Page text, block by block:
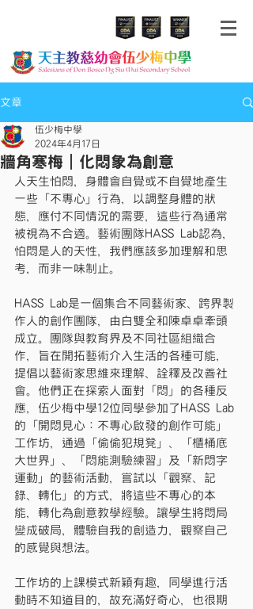
文章
牆角寒梅｜化悶象為創意
伍少梅中學
2024年4月17日
人天生怕悶，身體會自覺或不自覺地產生
一些「不專心」行為，以調整身體的狀
態，應付不同情況的需要，這些行為通常
被視為不合適。藝術團隊HASS Lab認為，
怕悶是人的天性，我們應該多加理解和思
考，而非一味制止。
HASS Lab是一個集合不同藝術家、跨界製
作人的創作團隊，由白雙全和陳卓卓牽頭
成立。團隊與教育界及不同社區組織合
作，旨在開拓藝術介入生活的各種可能，
提倡以藝術家思維來理解、詮釋及改善社
會。他們正在探索人面對「悶」的各種反
應，伍少梅中學12位同學參加了HASS Lab
的「開悶見心：不專心啟發的創作可能」
工作坊，通過「偷偷犯規凳」、「櫃桶底
大世界」、「悶能測驗練習」及「新悶字
運動」的藝術活動，嘗試以「觀察、記
錄、轉化」的方式，將這些不專心的本
能，轉化為創意教學經驗。讓學生將悶局
變成破局，體驗自我的創造力，觀察自己
的感覺與想法。
工作坊的上課模式新穎有趣，同學進行活
動時不知道目的，故充滿好奇心，也很期